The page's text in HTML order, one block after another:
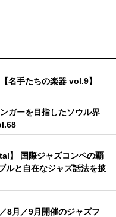
名手たちの楽器 vol.9】
ガーを目指したソウル界
】 国際ジャズコンペの覇
ルと自在なジャズ話法を披
8月／9月開催のジャズフ